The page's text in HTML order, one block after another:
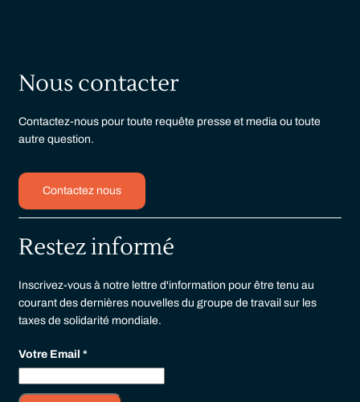
Nous contacter
Contactez-nous pour toute requête presse et media ou toute
autre question.
Contactez nous
Restez informé
Inscrivez-vous à notre lettre d'information pour être tenu au
courant des dernières nouvelles du groupe de travail sur les
taxes de solidarité mondiale.
Votre Email*